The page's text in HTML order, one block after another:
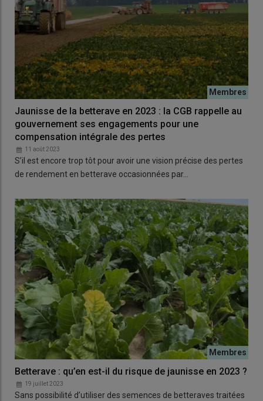
Jaunisse de la betterave en 2023 : la CGB rappelle au
gouvernement ses engagements pour une
compensation intégrale des pertes
11 août 2023
S’il est encore trop tôt pour avoir une vision précise des pertes
de rendement en betterave occasionnées par…
Betterave : qu’en est-il du risque de jaunisse en 2023 ?
19 juillet 2023
Sans possibilité d’utiliser des semences de betteraves traitées